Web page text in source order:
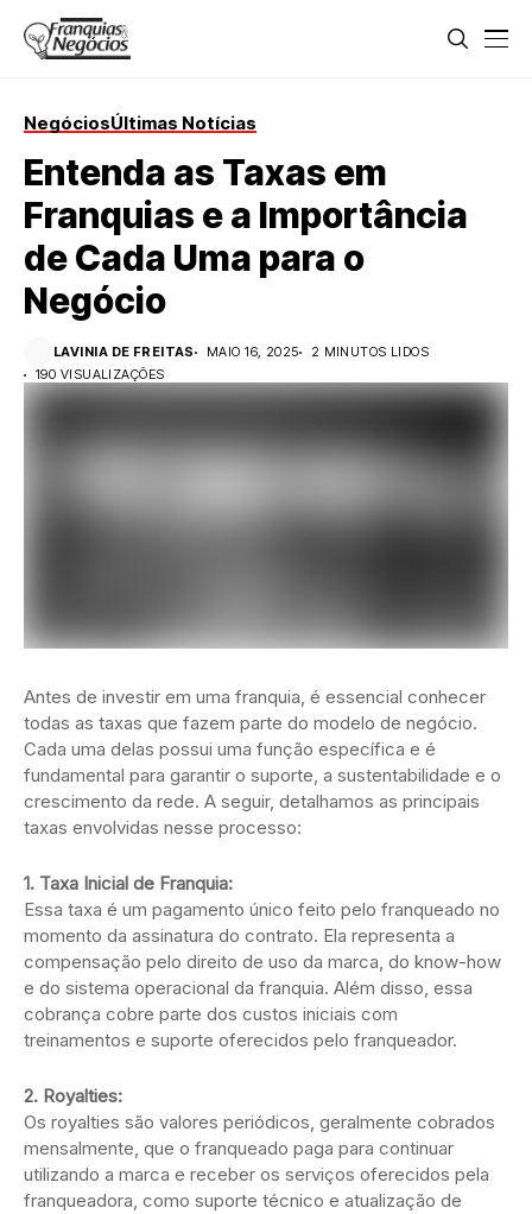
NegóciosÚltimas Notícias
Entenda as Taxas em
Franquias e a Importância
de Cada Uma para o
Negócio
LAVINIA DE FREITAS MAIO 16, 2025
2 MINUTOS LIDOS
190 VISUALIZAÇÕES
Antes de investir em uma franquia, é essencial conhecer
todas as taxas que fazem parte do modelo de negócio.
Cada uma delas possui uma função específica e é
fundamental para garantir o suporte, a sustentabilidade e o
crescimento da rede. A seguir, detalhamos as principais
taxas envolvidas nesse processo:
1. Taxa Inicial de Franquia:
Essa taxa é um pagamento único feito pelo franqueado no
momento da assinatura do contrato. Ela representa a
compensação pelo direito de uso da marca, do know-how
e do sistema operacional da franquia. Além disso, essa
cobrança cobre parte dos custos iniciais com
treinamentos e suporte oferecidos pelo franqueador.
2. Royalties:
Os royalties são valores periódicos, geralmente cobrados
mensalmente, que o franqueado paga para continuar
utilizando a marca e receber os serviços oferecidos pela
franqueadora, como suporte técnico e atualização de